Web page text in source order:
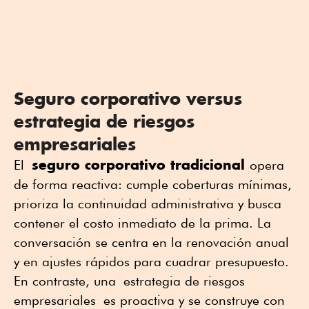
Seguro corporativo versus
estrategia de riesgos
empresariales
El seguro corporativo tradicional opera
de forma reactiva: cumple coberturas mínimas,
prioriza la continuidad administrativa y busca
contener el costo inmediato de la prima. La
conversación se centra en la renovación anual
y en ajustes rápidos para cuadrar presupuesto.
En contraste, una estrategia de riesgos
empresariales es proactiva y se construye con